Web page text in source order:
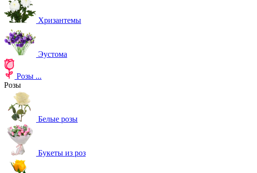
Хризантемы
Эустома
Розы ...
Розы
Белые розы
Букеты из роз